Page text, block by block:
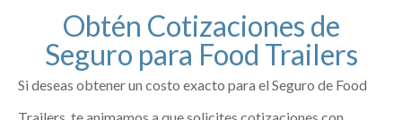
Obtén Cotizaciones de
Seguro para Food Trailers
Si deseas obtener un costo exacto para el Seguro de Food